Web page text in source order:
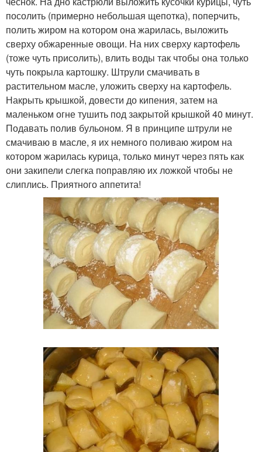
посолить (примерно небольшая щепотка), поперчить,
полить жиром на котором она жарилась, выложить
сверху обжаренные овощи. На них сверху картофель
(тоже чуть присолить), влить воды так чтобы она только
чуть покрыла картошку. Штрули смачивать в
растительном масле, уложить сверху на картофель.
Накрыть крышкой, довести до кипения, затем на
маленьком огне тушить под закрытой крышкой 40 минут.
Подавать полив бульоном. Я в принципе штрули не
смачиваю в масле, я их немного поливаю жиром на
котором жарилась курица, только минут через пять как
они закипели слегка поправляю их ложкой чтобы не
слиплись. Приятного аппетита!